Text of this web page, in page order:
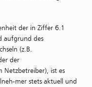
der in Ziffer 6.1
aufgrund des
(z.B.
der
Netzbetreiber), ist es
mer stets aktuell und